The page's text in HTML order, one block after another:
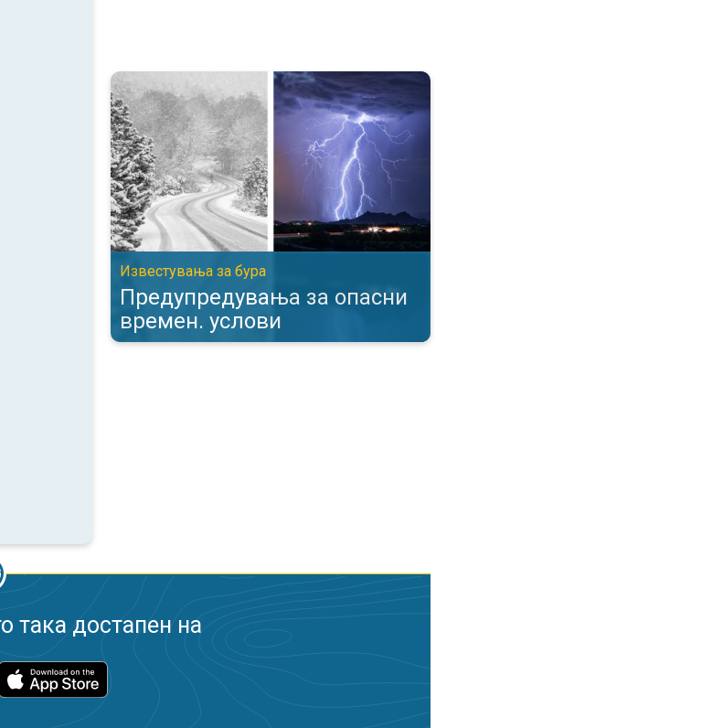
Предупредувања за опасни времен. услови. Известувања за бурa. . .
Известувања за бурa
Предупредувања за опасни
времен. услови
така достапен на